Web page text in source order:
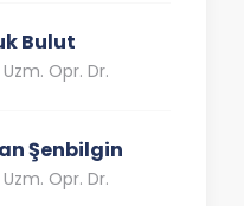
Bulut
Uzm. Opr. Dr.
Şenbilgin
Uzm. Opr. Dr.